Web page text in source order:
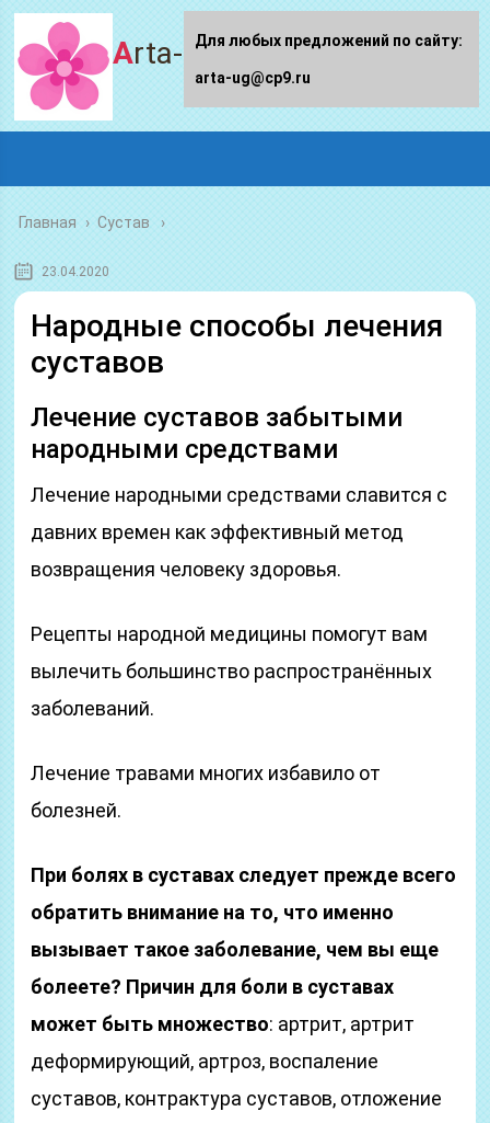
Arta-ug.ru
Главная › Сустав
23.04.2020
Народные способы лечения
суставов
Лечение суставов забытыми
народными средствами
Лечение народными средствами славится с
давних времен как эффективный метод
возвращения человеку здоровья.
Рецепты народной медицины помогут вам
вылечить большинство распространённых
заболеваний.
Лечение травами многих избавило от
болезней.
При болях в суставах следует прежде всего
обратить внимание на то, что именно
вызывает такое заболевание, чем вы еще
болеете? Причин для боли в суставах
может быть множество: артрит, артрит
деформирующий, артроз, воспаление
суставов, контрактура суставов, отложение
Для любых предложений по сайту:
arta-ug@cp9.ru